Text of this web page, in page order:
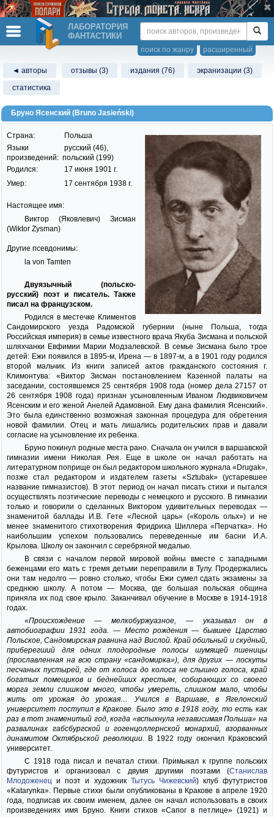
ЛАБОРАТОРИЯ
ФАНТАСТИКИ
расширенный
поиск по жанру
◄ авторы отзывы (3) издания (76)
экранизации (3)
статистика
Бруно Ясенский (Bruno Jasieński)
Страна:
Польша
Языки
произведений:
русский (46),
польский (199)
Родился:
17 июня 1901 г.
Умер:
17 сентября 1938 г.
Настоящее имя:
Виктор (Яковлевич) Зисман
(Wiktor Zysman)
Другие псевдонимы:
la von Tamten
Двуязычный (польско-
русский) поэт и писатель. Также
писал на французском.
Родился в местечке Климентов
Сандомирского уезда Радомской губернии (ныне Польша, тогда
Российская империя) в семье известного врача Якуба Зисмана и польской
шляхчанки Евфимии Марии Модзалевской. В семье Зисмана было трое
детей: Ежи появился в 1895-м, Ирена — в 1897-м, а в 1901 году родился
второй мальчик. Из книги записей актов гражданского состояния г.
Климонтува: «Виктор Зисман постановлением Казенной палаты на
заседании, состоявшемся 25 сентября 1908 года (номер дела 27157 от
26 сентября 1908 года) признан усыновленным Иваном Людвиковичем
Ясенским и его женой Анелей Адамовной. Ему дана фамилия Ясенский».
Это была единственно возможная законная процедура для обретения
новой фамилии. Отец и мать лишались родительских прав и давали
согласие на усыновление их ребенка.
Бруно покинул родные места рано. Сначала он учился в варшавской
гимназии имени Николая Рея. Еще в школе он начал работать на
литературном поприще он был редактором школьного журнала «Drugak»,
позже стал редактором и издателем газеты «Sztubak» (устаревшее
название гимназистов). В этот период он начал писать стихи и пытался
осуществлять поэтические переводы с немецкого и русского. В гимназии
только и говорили о сделанных Виктором удивительных переводах —
знаменитой баллады И.В. Гете «Лесной царь» («Король ольх») и не
менее знаменитого стихотворения Фридриха Шиллера «Перчатка». Но
наибольшим успехом пользовались переведенные им басни И.А.
Крылова. Школу он закончил с серебряной медалью.
В связи с началом первой мировой войны вместе с западными
беженцами его мать с тремя детьми переправили в Тулу. Продержались
они там недолго — ровно столько, чтобы Ежи сумел сдать экзамены за
среднюю школу. А потом — Москва, где большая польская община
приняла их под свое крыло. Заканчивал обучение в Москве в 1914-1918
годах.
«Происхождение — мелкобуржуазное, — указывал он в
автобиографии 1931 года. — Место рождения — бывшее Царство
Польское, Сандомирская равнина над Вислой. Край обильный и скудный,
приберегший для одних плодородные полосы шумящей пшеницы
(прославленная на всю страну «сандомирка»), для других — лоскуты
песчаных пустырей, где от колоса до колоса не слышно голоса, край
богатых помещиков и беднейших крестьян, собирающих со своего
морга земли слишком много, чтобы умереть, слишком мало, чтобы
жить от урожая до урожая… Учился в Варшаве, в Ягелонский
университет поступил в Кракове. Было это в 1918 году, то есть как
раз в тот знаменитый год, когда «вспыхнула независимая Польша» на
развалинах габсбургской и гогенцоллернской монархий, взорванных
динамитом Октябрьской революции.
В 1922 году окончил Краковский
университет.
С 1918 года писал и печатал стихи. Примыкал к группе польских
футуристов и организовал с двумя другими поэтами (Станислав
Млодоженец и поэт и художник Тытусь Чижевский) клуб футутристов
«Katarynka». Первые стихи были опубликованы в Кракове в апреле 1920
года, подписав их своим именем, далее он начал использовать в своих
произведениях имя Бруно. Книги стихов «Сапог в петлице» (1921) и